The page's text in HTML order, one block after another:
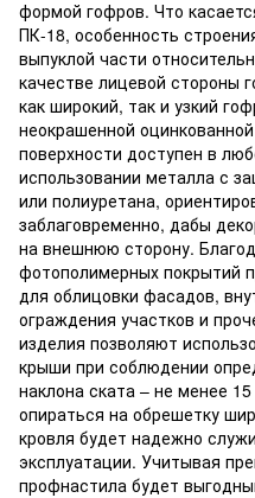
формой гофров. Что
ПК-18, особенность
выпуклой части
качестве лицевой стороны
как широкий, так и узкий
неокрашенной
поверхности доступен в
использовании металла с
или полиуретана,
заблаговременно, дабы
на внешнюю сторону.
фотополимерных покрытий
для облицовки фасадов,
ограждения участков и
изделия позволяют
крыши при соблюдении
наклона ската – не менее
опираться на обрешетку
кровля будет надежно
эксплуатации. Учитывая
профнастила будет